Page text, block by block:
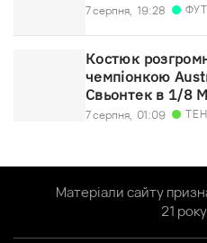
7 серпня, 19:28
Костюк
чемпіонкою
Свьонтек в 1/8
7 серпня, 01:09
Матеріали сайту
21